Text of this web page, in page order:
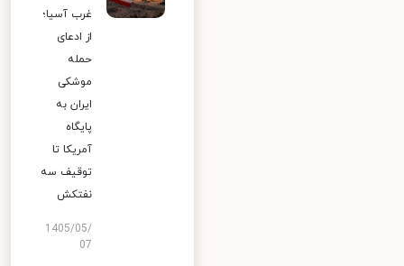
غرب آسیا؛
از ادعای
حمله
موشکی
ایران به
پایگاه
آمریکا تا
توقیف سه
نفتکش
1405/05/
07